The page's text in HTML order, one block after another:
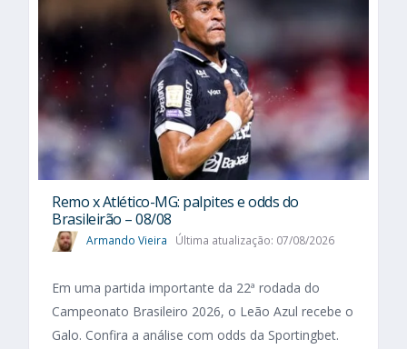
Remo x Atlético-MG: palpites e odds do
Brasileirão – 08/08
Armando Vieira Última atualização: 07/08/2026
Em uma partida importante da 22ª rodada do
Campeonato Brasileiro 2026, o Leão Azul recebe o
Galo. Confira a análise com odds da Sportingbet.